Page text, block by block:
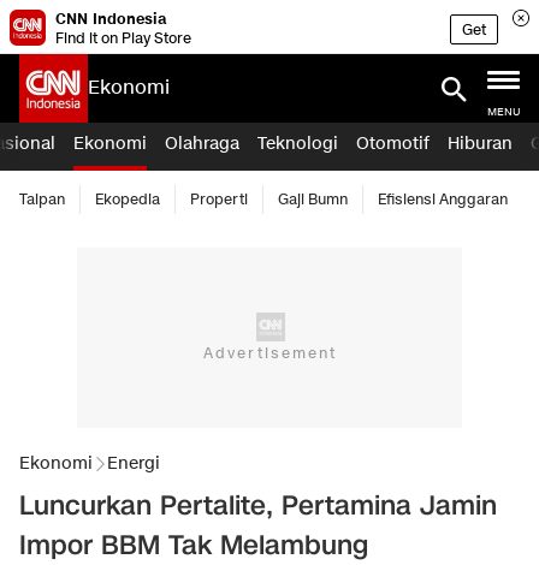
CNN Indonesia
Find it on Play Store
Get
Ekonomi
MENU
Ekonomi Olahraga Teknologi Otomotif Hiburan
Taipan Ekopedia Properti Gaji Bumn Efisiensi Anggaran
Ekonomi Energi
Luncurkan Pertalite, Pertamina Jamin
Impor BBM Tak Melambung